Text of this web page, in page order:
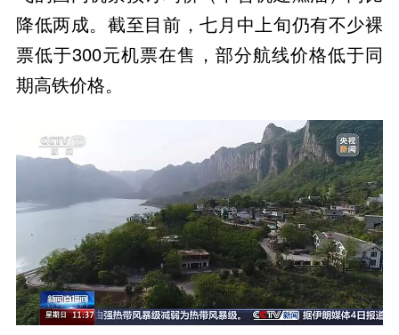
降低两成。截至目前，七月中上旬仍有不少裸
票低于300元机票在售，部分航线价格低于同
期高铁价格。